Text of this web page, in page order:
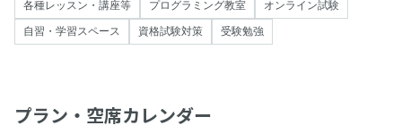
各種レッスン・講座等 プログラミング教室 オンライン試験
自習・学習スペース 資格試験対策 受験勉強
プラン・空席カレンダー